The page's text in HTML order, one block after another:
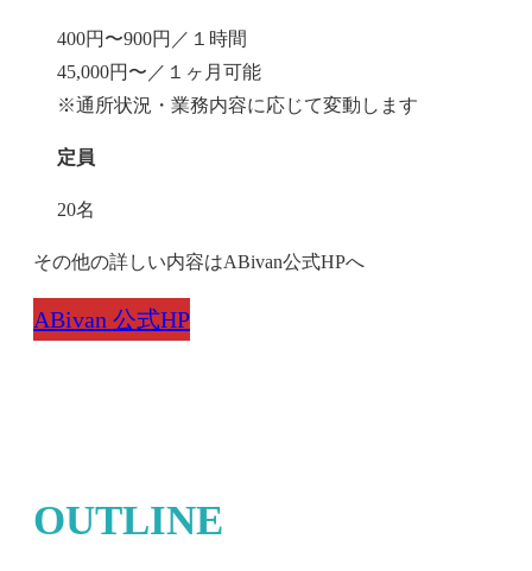
400円〜900円／１時間
45,000円〜／１ヶ月可能
※通所状況・業務内容に応じて変動します
定員
20名
その他の詳しい内容はABivan公式HPへ
ABivan 公式HP
OUTLINE